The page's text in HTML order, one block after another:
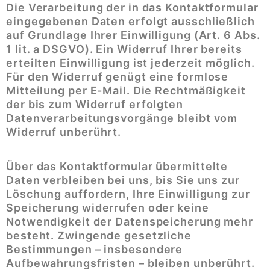
Die Verarbeitung der in das Kontaktformular
eingegebenen Daten erfolgt ausschließlich
auf Grundlage Ihrer Einwilligung (Art. 6 Abs.
1 lit. a DSGVO). Ein Widerruf Ihrer bereits
erteilten Einwilligung ist jederzeit möglich.
Für den Widerruf genügt eine formlose
Mitteilung per E-Mail. Die Rechtmäßigkeit
der bis zum Widerruf erfolgten
Datenverarbeitungsvorgänge bleibt vom
Widerruf unberührt.
Über das Kontaktformular übermittelte
Daten verbleiben bei uns, bis Sie uns zur
Löschung auffordern, Ihre Einwilligung zur
Speicherung widerrufen oder keine
Notwendigkeit der Datenspeicherung mehr
besteht. Zwingende gesetzliche
Bestimmungen – insbesondere
Aufbewahrungsfristen – bleiben unberührt.